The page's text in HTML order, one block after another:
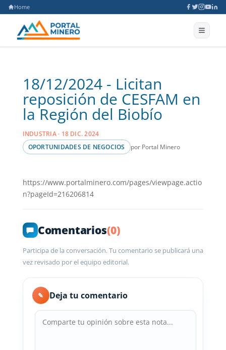
Home
18/12/2024 - Licitan
reposición de CESFAM en
la Región del Biobío
INDUSTRIA · 18 DIC. 2024
OPORTUNIDADES DE NEGOCIOS
por Portal Minero
https://www.portalminero.com/pages/viewpage.actio
n?pageId=216206814
Comentarios(0)
Participa de la conversación. Tu comentario se publicará una
vez revisado por el equipo editorial.
✎ Deja tu comentario